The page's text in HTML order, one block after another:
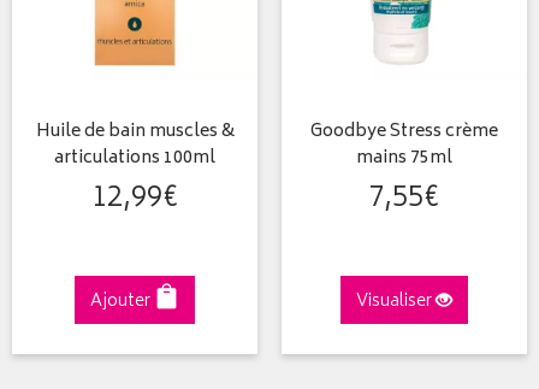
Huile de bain muscles &
articulations 100ml
12,99€
Ajouter
Goodbye Stress crème
mains 75ml
7,55€
Visualiser